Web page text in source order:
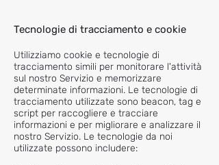
Tecnologie di tracciamento e cookie
Utilizziamo cookie e tecnologie di
tracciamento simili per monitorare l'attività
sul nostro Servizio e memorizzare
determinate informazioni. Le tecnologie di
tracciamento utilizzate sono beacon, tag e
script per raccogliere e tracciare
informazioni e per migliorare e analizzare il
nostro Servizio. Le tecnologie da noi
utilizzate possono includere: